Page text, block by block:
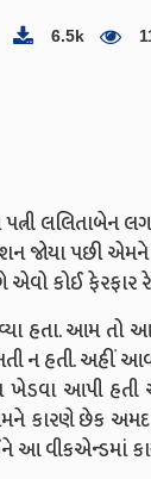
6.5k
લલિતાબેન
જોયા પછી
કોઈ ફેરફાર
હતા. આમ તો આ
ન હતી. અહીં
ખેડવા આપી
કારણે છેક
વીકએન્ડમાં